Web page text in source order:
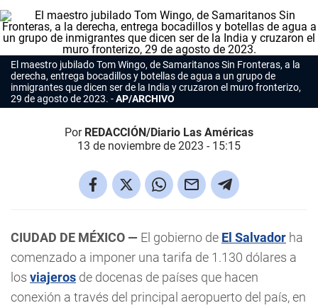
El maestro jubilado Tom Wingo, de Samaritanos Sin Fronteras, a la
derecha, entrega bocadillos y botellas de agua a un grupo de
inmigrantes que dicen ser de la India y cruzaron el muro fronterizo,
29 de agosto de 2023.
AP/ARCHIVO
Por REDACCIÓN/Diario Las Américas
13 de noviembre de 2023 - 15:15
CIUDAD DE MÉXICO — El gobierno de El Salvador ha
comenzado a imponer una tarifa de 1.130 dólares a
los viajeros de docenas de países que hacen
conexión a través del principal aeropuerto del país, en